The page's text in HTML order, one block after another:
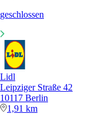
geschlossen
Lidl
Leipziger Straße 42
10117 Berlin
1,91 km